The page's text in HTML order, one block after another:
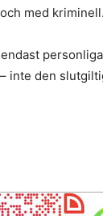
med kriminell.
inte den